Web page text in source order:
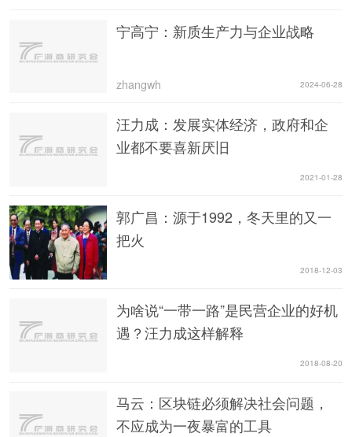
宁高宁：新质生产力与企业战略
zhangwh 2024-06-28
汪力成：发展实体经济，政府和企
业都不要喜新厌旧
2021-01-28
郭广昌：源于1992，冬天里的又一
把火
2018-12-03
为啥说“一带一路”是民营企业的好机
遇？汪力成这样解释
2018-08-20
马云：区块链必须解决社会问题，
不应成为一夜暴富的工具